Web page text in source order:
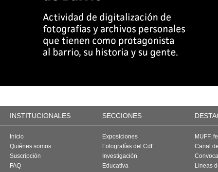
INSTITUCIONALES SECCIONES
Inicio
Quiénes somos
Suscripción
FAQ
Exposiciones
Fotografías del CdF
Investigación
Educativa
MUFF,
Canal
Líneas